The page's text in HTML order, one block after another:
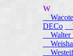
W
DECo
Walter